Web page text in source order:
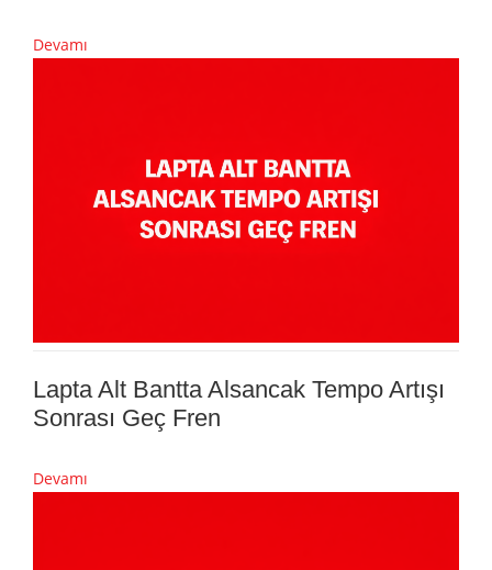
Devamı
Lapta Alt Bantta Alsancak Tempo Artışı
Sonrası Geç Fren
Devamı